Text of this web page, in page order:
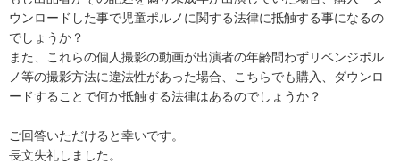
ウンロードした事で児童ポルノに関する法律に抵触する事になるの
でしょうか？
また、これらの個人撮影の動画が出演者の年齢問わずリベンジポル
ノ等の撮影方法に違法性があった場合、こちらでも購入、ダウンロ
ードすることで何か抵触する法律はあるのでしょうか？
ご回答いただけると幸いです。
長文失礼しました。